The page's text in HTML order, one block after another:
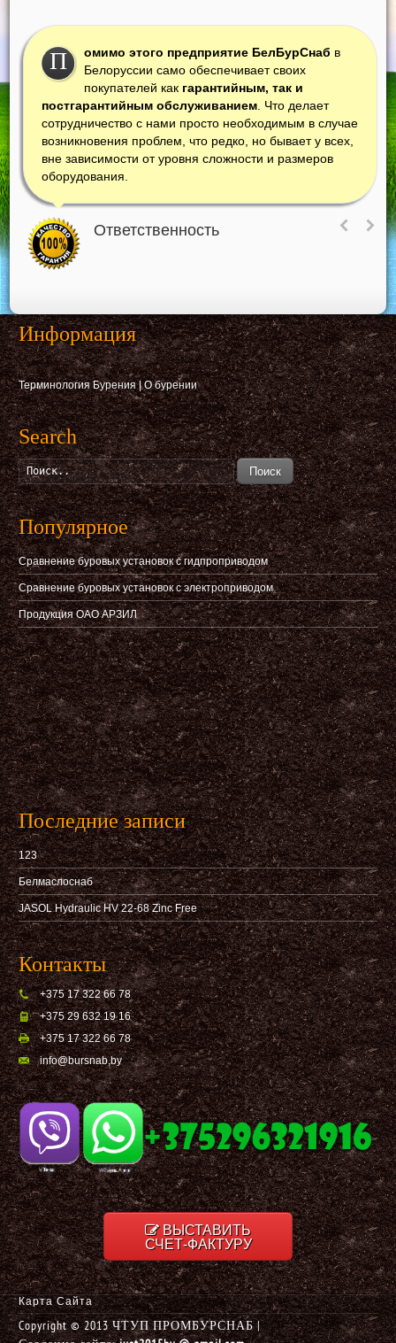
П омимо этого предприятие БелБурСнаб в
Белоруссии само обеспечивает своих
покупателей как гарантийным, так и
постгарантийным обслуживанием . Что делает
сотрудничество с нами просто необходимым в случае
возникновения проблем, что редко, но бывает у всех,
вне зависимости от уровня сложности и размеров
оборудования.
Ответственность
Информация
Терминология Бурения|О бурении
Search
Поиск
Популярное
Сравнение буровых установок с гидпроприводом
Сравнение буровых установок с электроприводом
Продукция ОАО АРЗИЛ
Последние записи
123
Белмаслоснаб
JASOL Hydraulic HV 22-68 Zinc Free
Контакты
+375 17 322 66 78
+375 29 632 19 16
+375 17 322 66 78
info@bursnab,by
ВЫСТАВИТЬ
СЧЕТ-ФАКТУРУ
Карта Сайта
Copyright © 2013 ЧТУП ПРОМБУРСНАБ |